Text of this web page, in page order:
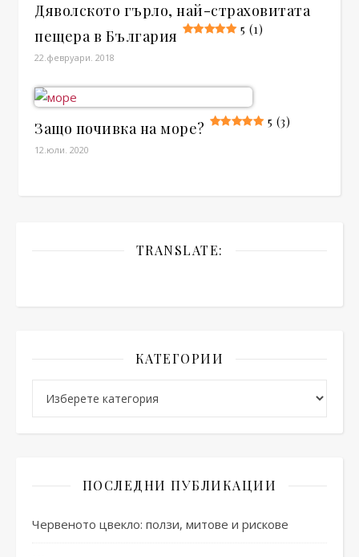
Дяволското гърло, най-страховитата
пещера в България
5 (1)
22.февруари. 2018
Защо почивка на море? 5 (3)
12.юли. 2020
TRANSLATE:
КАТЕГОРИИ
ПОСЛЕДНИ ПУБЛИКАЦИИ
Червеното цвекло: ползи, митове и рискове